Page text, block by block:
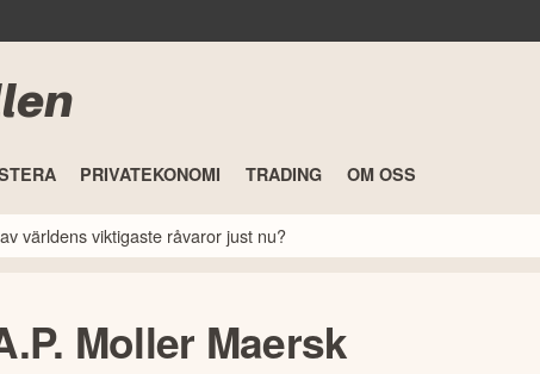
PRIVATEKONOMI TRADING OM OSS
världens viktigaste råvaror just nu?
Moller Maersk